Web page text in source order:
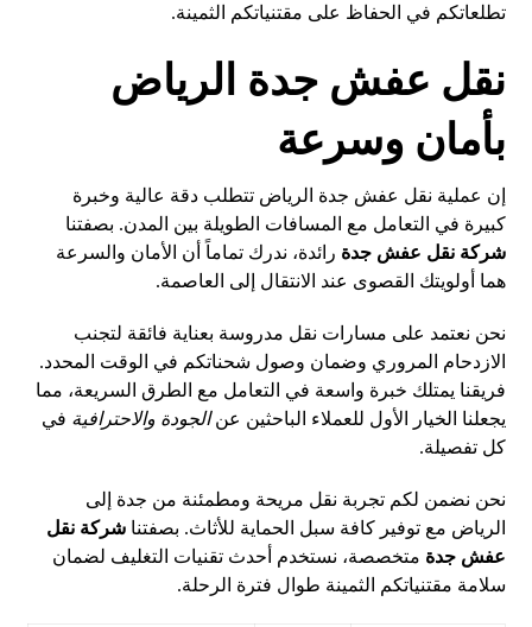
تطلعاتكم في الحفاظ على مقتنياتكم الثمينة.
نقل عفش جدة الرياض
بأمان وسرعة
إن عملية نقل عفش جدة الرياض تتطلب دقة عالية وخبرة
كبيرة في التعامل مع المسافات الطويلة بين المدن. بصفتنا
شركة نقل عفش جدة رائدة، ندرك تماماً أن الأمان والسرعة
هما أولويتك القصوى عند الانتقال إلى العاصمة.
نحن نعتمد على مسارات نقل مدروسة بعناية فائقة لتجنب
الازدحام المروري وضمان وصول شحناتكم في الوقت المحدد.
فريقنا يمتلك خبرة واسعة في التعامل مع الطرق السريعة، مما
يجعلنا الخيار الأول للعملاء الباحثين عنالجودة والاحترافية في
كل تفصيلة.
نحن نضمن لكم تجربة نقل مريحة ومطمئنة من جدة إلى
الرياض مع توفير كافة سبل الحماية للأثاث. بصفتناشركة نقل
عفش جدة متخصصة، نستخدم أحدث تقنيات التغليف لضمان
سلامة مقتنياتكم الثمينة طوال فترة الرحلة.